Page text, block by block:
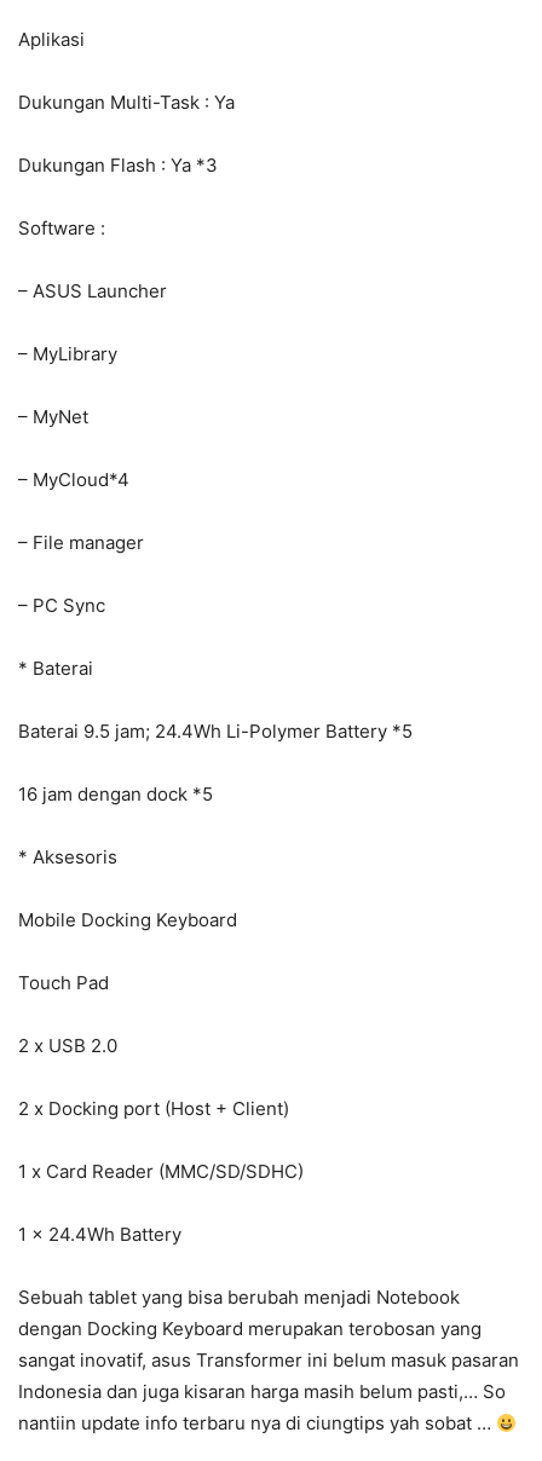
Aplikasi
Dukungan Multi-Task : Ya
Dukungan Flash : Ya *3
Software :
– ASUS Launcher
– MyLibrary
– MyNet
– MyCloud*4
– File manager
– PC Sync
* Baterai
Baterai 9.5 jam; 24.4Wh Li-Polymer Battery *5
16 jam dengan dock *5
* Aksesoris
Mobile Docking Keyboard
Touch Pad
2 x USB 2.0
2 x Docking port (Host + Client)
1 x Card Reader (MMC/SD/SDHC)
1 x 24.4Wh Battery
Sebuah tablet yang bisa berubah menjadi Notebook
dengan Docking Keyboard merupakan terobosan yang
sangat inovatif, asus Transformer ini belum masuk pasaran
Indonesia dan juga kisaran harga masih belum pasti,… So
nantiin update info terbaru nya di ciungtips yah sobat …